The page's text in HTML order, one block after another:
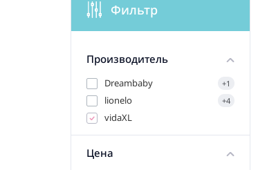
Фильтр
Производитель
Dreambaby +1
lionelo +4
vidaXL
Цена